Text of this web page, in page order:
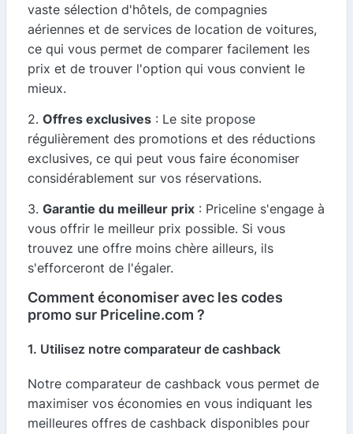
vaste sélection d'hôtels, de compagnies
aériennes et de services de location de voitures,
ce qui vous permet de comparer facilement les
prix et de trouver l'option qui vous convient le
mieux.
2. Offres exclusives : Le site propose
régulièrement des promotions et des réductions
exclusives, ce qui peut vous faire économiser
considérablement sur vos réservations.
3. Garantie du meilleur prix : Priceline s'engage à
vous offrir le meilleur prix possible. Si vous
trouvez une offre moins chère ailleurs, ils
s'efforceront de l'égaler.
Comment économiser avec les codes
promo sur Priceline.com ?
1. Utilisez notre comparateur de cashback
Notre comparateur de cashback vous permet de
maximiser vos économies en vous indiquant les
meilleures offres de cashback disponibles pour